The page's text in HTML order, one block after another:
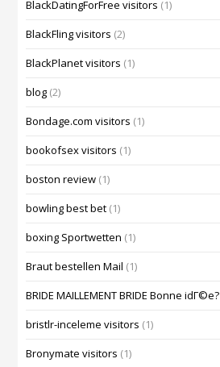
BlackDatingForFree visitors (1)
BlackFling visitors (2)
BlackPlanet visitors (1)
blog (2)
Bondage.com visitors (1)
bookofsex visitors (1)
boston review (1)
bowling best bet (1)
boxing Sportwetten (1)
Braut bestellen Mail (1)
BRIDE MAILLEMENT BRIDE Bonne idГ©e?
bristlr-inceleme visitors (1)
Bronymate visitors (1)